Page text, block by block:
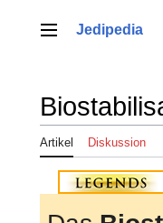
springenHauptmenü
Jedipedia
Artikel Diskussion